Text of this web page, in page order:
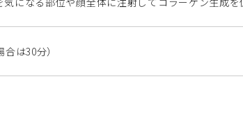
は30分）